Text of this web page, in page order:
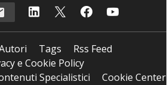
Tags
Rss Feed
e Cookie Policy
Specialistici
Cookie Center